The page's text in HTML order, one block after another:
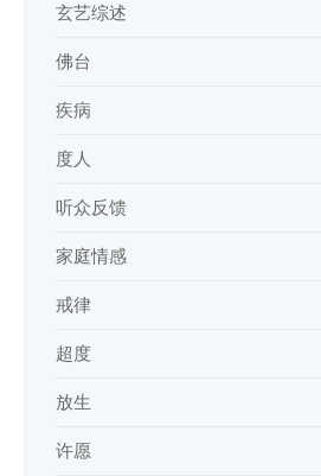
玄艺综述
佛台
疾病
度人
听众反馈
家庭情感
戒律
超度
放生
许愿